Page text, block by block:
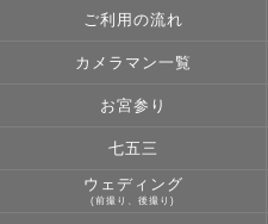
愛く撮影します。
もちろん赤ちゃんだけでな
おじいさまおばあさまも素
ご利用の流れ
カメラマン一覧
お宮参り
七五三
ウェディング
(前撮り、後撮り)